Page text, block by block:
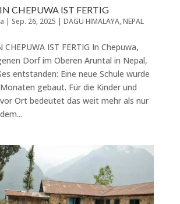
CHEPUWA IST FERTIG
| Sep. 26, 2025 | DAGU HIMALAYA,NEPAL
CHEPUWA IST FERTIG In Chepuwa,
Dorf im Oberen Aruntal in Nepal,
entstanden: Eine neue Schule wurde
gebaut. Für die Kinder und
Ort bedeutet das weit mehr als nur